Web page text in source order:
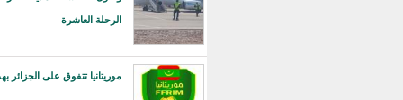
الرحلة العاشرة
موريتانيا تتفوق على الجزائر بهدف دون رد